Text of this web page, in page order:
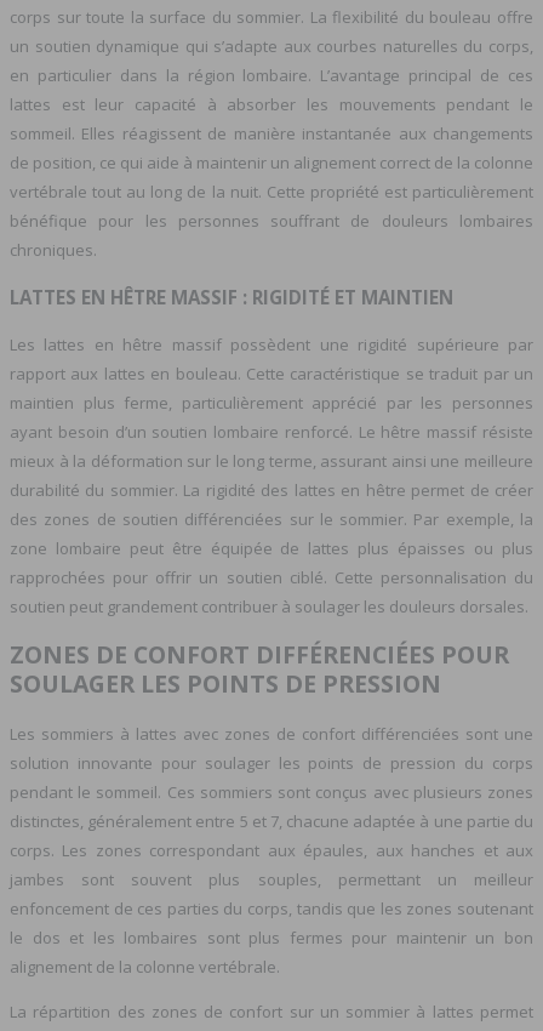
corps sur toute la surface du sommier. La flexibilité du bouleau offre
un soutien dynamique qui s’adapte aux courbes naturelles du corps,
en particulier dans la région lombaire. L’avantage principal de ces
lattes est leur capacité à absorber les mouvements pendant le
sommeil. Elles réagissent de manière instantanée aux changements
de position, ce qui aide à maintenir un alignement correct de la colonne
vertébrale tout au long de la nuit. Cette propriété est particulièrement
bénéfique pour les personnes souffrant de douleurs lombaires
chroniques.
LATTES EN HÊTRE MASSIF : RIGIDITÉ ET MAINTIEN
Les lattes en hêtre massif possèdent une rigidité supérieure par
rapport aux lattes en bouleau. Cette caractéristique se traduit par un
maintien plus ferme, particulièrement apprécié par les personnes
ayant besoin d’un soutien lombaire renforcé. Le hêtre massif résiste
mieux à la déformation sur le long terme, assurant ainsi une meilleure
durabilité du sommier. La rigidité des lattes en hêtre permet de créer
des zones de soutien différenciées sur le sommier. Par exemple, la
zone lombaire peut être équipée de lattes plus épaisses ou plus
rapprochées pour offrir un soutien ciblé. Cette personnalisation du
soutien peut grandement contribuer à soulager les douleurs dorsales.
ZONES DE CONFORT DIFFÉRENCIÉES POUR
SOULAGER LES POINTS DE PRESSION
Les sommiers à lattes avec zones de confort différenciées sont une
solution innovante pour soulager les points de pression du corps
pendant le sommeil. Ces sommiers sont conçus avec plusieurs zones
distinctes, généralement entre 5 et 7, chacune adaptée à une partie du
corps. Les zones correspondant aux épaules, aux hanches et aux
jambes sont souvent plus souples, permettant un meilleur
enfoncement de ces parties du corps, tandis que les zones soutenant
le dos et les lombaires sont plus fermes pour maintenir un bon
alignement de la colonne vertébrale.
La répartition des zones de confort sur un sommier à lattes permet